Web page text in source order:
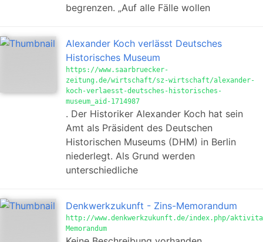
begrenzen. „Auf alle Fälle wollen
Alexander Koch verlässt Deutsches
Historisches Museum
https://www.saarbruecker-
zeitung.de/wirtschaft/sz-wirtschaft/alexander-
koch-verlaesst-deutsches-historisches-
museum_aid-1714987
. Der Historiker Alexander Koch hat sein
Amt als Präsident des Deutschen
Historischen Museums (DHM) in Berlin
niederlegt. Als Grund werden
unterschiedliche
Denkwerkzukunft - Zins-Memorandum
http://www.denkwerkzukunft.de/index.php/
Memorandum